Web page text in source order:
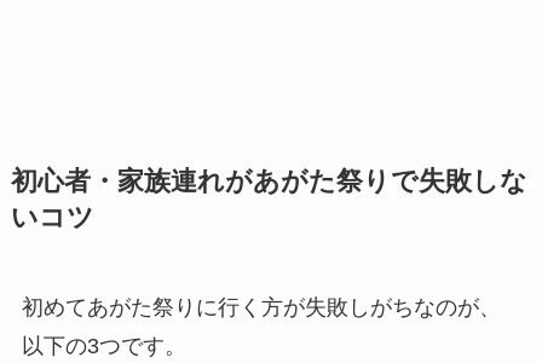
初心者・家族連れがあがた祭りで失敗しな
いコツ
初めてあがた祭りに行く方が失敗しがちなのが、
以下の3つです。